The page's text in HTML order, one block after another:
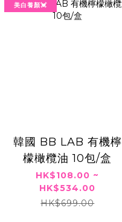
美白養顏💓
韓國 BB LAB 有機檸
檬橄欖油 10包/盒
HK$108.00 ~
HK$534.00
HK$699.00